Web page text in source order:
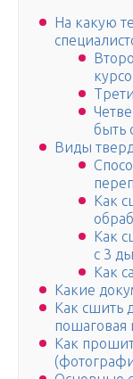
На какую
быть
Виды
Как
Как
с 3
Как
Какие
Как сшить
пошаговая
Как